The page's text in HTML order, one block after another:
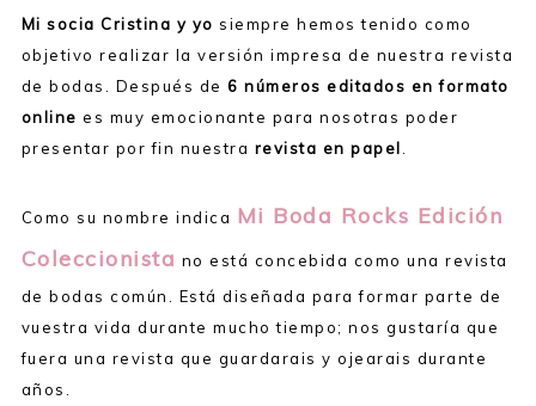
Mi socia Cristina y yo siempre hemos tenido como
objetivo realizar la versión impresa de nuestra revista
de bodas. Después de6 números editados en formato
onlinees muy emocionante para nosotras poder
presentar por fin nuestra revista en papel
Como su nombre indica Mi Boda Rocks Edición
Coleccionista no está concebida como una revista
de bodas común. Está diseñada para formar parte de
vuestra vida durante mucho tiempo; nos gustaría que
fuera una revista que guardarais y ojearais durante
años.